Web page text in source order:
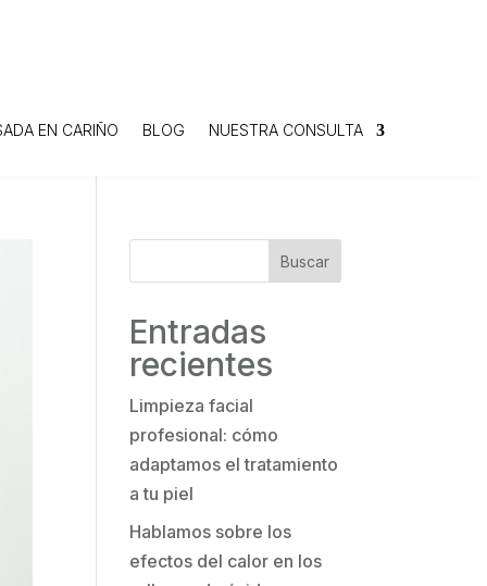
EN CARIÑO BLOG NUESTRA CONSULTA
Buscar
Entradas
recientes
Limpieza facial
profesional: cómo
adaptamos el tratamiento
a tu piel
Hablamos sobre los
efectos del calor en los